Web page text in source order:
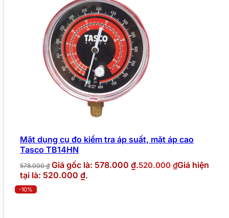
Mặt dụng cụ đo kiểm tra áp suất, mặt áp cao
Tasco TB14HN
578.000₫ Giá gốc là: 578.000 ₫.520.000 ₫Giá hiện
tại là: 520.000 ₫.
-10%